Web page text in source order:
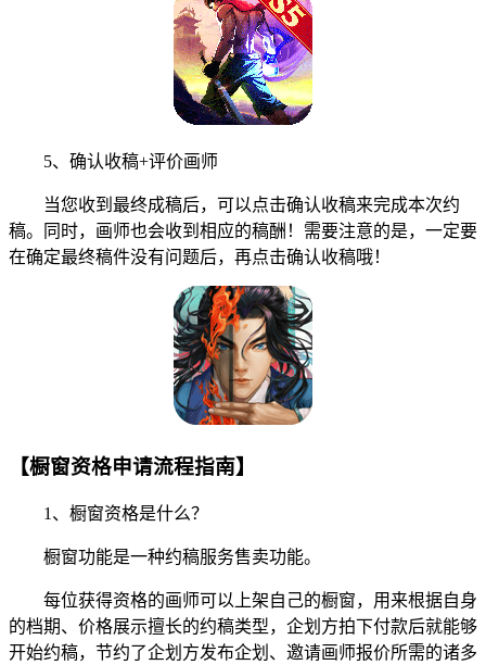
5、确认收稿+评价画师
当您收到最终成稿后，可以点击确认收稿来完成本次约
稿。同时，画师也会收到相应的稿酬！需要注意的是，一定要
在确定最终稿件没有问题后，再点击确认收稿哦！
【橱窗资格申请流程指南】
1、橱窗资格是什么？
橱窗功能是一种约稿服务售卖功能。
每位获得资格的画师可以上架自己的橱窗，用来根据自身
的档期、价格展示擅长的约稿类型，企划方拍下付款后就能够
开始约稿，节约了企划方发布企划、邀请画师报价所需的诸多